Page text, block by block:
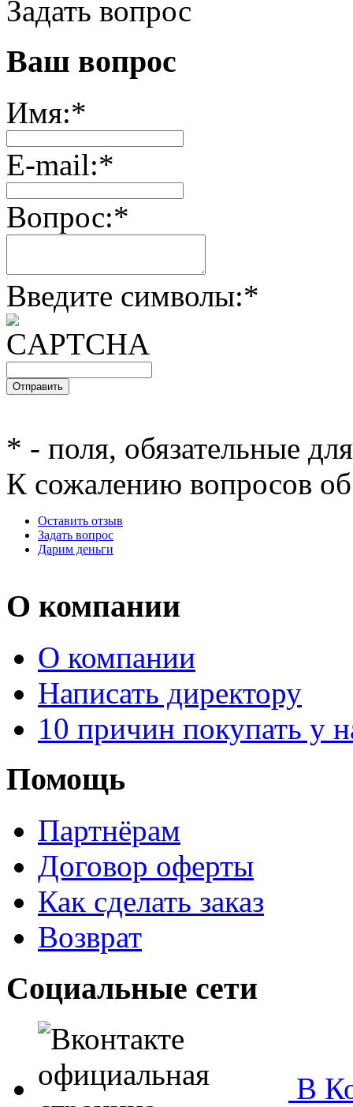
Задать вопрос
Ваш вопрос
Имя:*
E-mail:*
Вопрос:*
Введите символы:*
* - поля, обязательные
К сожалению вопросов об
Оставить отзыв
Задать вопрос
Дарим деньги
О компании
О компании
Написать директору
10 причин покупать у
Помощь
Партнёрам
Договор оферты
Как сделать заказ
Возврат
Социальные сети
В